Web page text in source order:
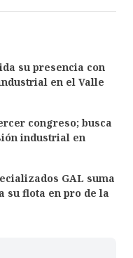
su presencia con
en el Valle
congreso; busca
industrial en
GAL suma
su flota en pro de la